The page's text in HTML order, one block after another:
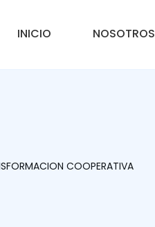
INICIO NOSOTROS
COOPERATIVA